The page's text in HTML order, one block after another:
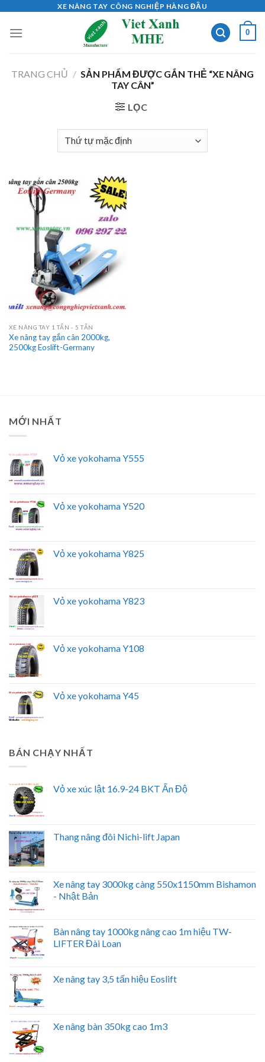
content
XE NÂNG TAY CÔNG NGHIỆP HÀNG ĐẦU
0
TRANG CHỦ / SẢN PHẨM ĐƯỢC GẮN THẺ “XE NÂNG
TAY CÂN”
LỌC
XE NÂNG TAY 1 TẤN - 5 TẤN
Xe nâng tay gắn cân 2000kg,
2500kg Eoslift-Germany
MỚI NHẤT
Vỏ xe yokohama Y555
Vỏ xe yokohama Y520
Vỏ xe yokohama Y825
Vỏ xe yokohama Y823
Vỏ xe yokohama Y108
Vỏ xe yokohama Y45
BÁN CHẠY NHẤT
Vỏ xe xúc lật 16.9-24 BKT Ấn Độ
Thang nâng đôi Nichi-lift Japan
Xe nâng tay 3000kg càng 550x1150mm Bishamon
- Nhật Bản
Bàn nâng tay 1000kg nâng cao 1m hiệu TW-
LIFTER Đài Loan
Xe nâng tay 3,5 tấn hiệu Eoslift
Xe nâng bàn 350kg cao 1m3